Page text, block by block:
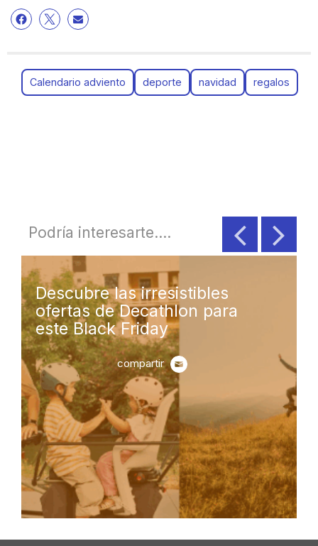
Calendario adviento deporte navidad regalos
Podría interesarte....
Descubre las irresistibles
ofertas de Decathlon para
este Black Friday
compartir